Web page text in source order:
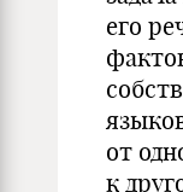
его
от
к